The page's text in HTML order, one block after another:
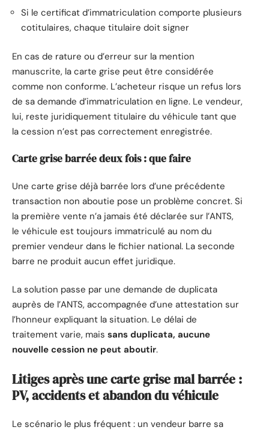
Si le certificat d’immatriculation comporte plusieurs
cotitulaires, chaque titulaire doit signer
En cas de rature ou d’erreur sur la mention
manuscrite, la carte grise peut être considérée
comme non conforme. L’acheteur risque un refus lors
de sa demande d’immatriculation en ligne. Le vendeur,
lui, reste juridiquement titulaire du véhicule tant que
la cession n’est pas correctement enregistrée.
Carte grise barrée deux fois : que faire
Une carte grise déjà barrée lors d’une précédente
transaction non aboutie pose un problème concret. Si
la première vente n’a jamais été déclarée sur l’ANTS,
le véhicule est toujours immatriculé au nom du
premier vendeur dans le fichier national. La seconde
barre ne produit aucun effet juridique.
La solution passe par une demande de duplicata
auprès de l’ANTS, accompagnée d’une attestation sur
l’honneur expliquant la situation. Le délai de
traitement varie, mais sans duplicata, aucune
nouvelle cession ne peut aboutir.
Litiges après une carte grise mal barrée :
PV, accidents et abandon du véhicule
Le scénario le plus fréquent : un vendeur barre sa